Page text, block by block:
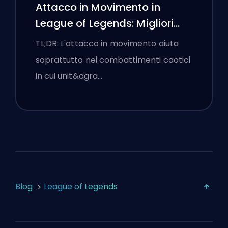
Attacco in Movimento in
League of Legends: Migliori
Impostazioni
TL;DR: L'attacco in movimento aiuta
soprattutto nei combattimenti caotici
in cui unit&agra…
Blog League of Legends